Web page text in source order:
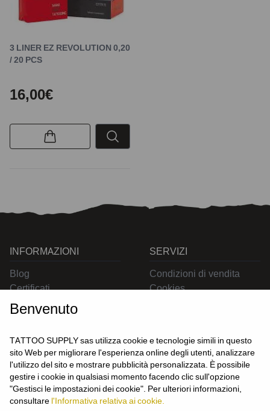
3 LINER EZ REVOLUTION 0,20
/ 20 PCS
16,00€
CONTATTACI
INFORMAZIONI
Blog
Certificati
Contatti
SERVIZI
Condizioni di vendita
Cookies
UTENTE
Login
Benvenuto
TATTOO SUPPLY sas utilizza cookie e tecnologie simili in questo
sito Web per migliorare l'esperienza online degli utenti, analizzare
l'utilizzo del sito e mostrare pubblicità personalizzata. È possibile
gestire i cookie in qualsiasi momento facendo clic sull'opzione
"Gestisci le impostazioni dei cookie". Per ulteriori informazioni,
consultare l'Informativa relativa ai cookie.